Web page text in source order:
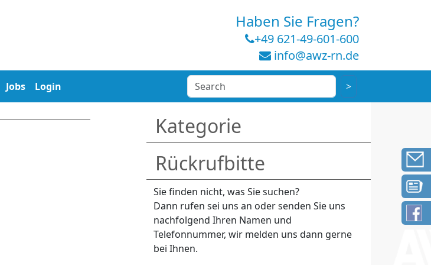
Haben Sie Fragen?
+49 621-49-601-600
info@awz-rn.de
Jobs Login
Kategorie
Rückrufbitte
Sie finden nicht, was Sie suchen?
Dann rufen sei uns an oder senden Sie uns
nachfolgend Ihren Namen und
Telefonnummer, wir melden uns dann gerne
bei Ihnen.